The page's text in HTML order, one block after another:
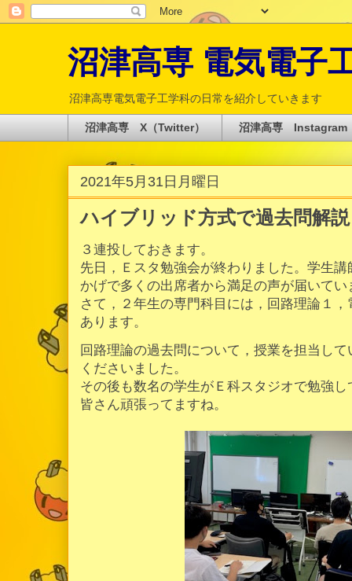
沼津高専 電気電子
沼津高専電気電子工学科の日常を紹介していきます
沼津高専 X（Twitter） 沼津高専 Instagram
2021年5月31日月曜日
ハイブリッド方式で過去問解説
３連投しておきます。
先日，Ｅスタ勉強会が終わりました。学生
かげで多くの出席者から満足の声が届いてい
さて，２年生の専門科目には，回路理論１
あります。
回路理論の過去問について，授業を担当し
くださいました。
その後も数名の学生がＥ科スタジオで勉強し
皆さん頑張ってますね。